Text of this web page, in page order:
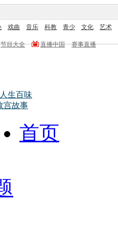
戏曲 音乐 科教 青少 文化 艺术
节目大全 直播中国
赛事直播
生百味
宫故事
首页